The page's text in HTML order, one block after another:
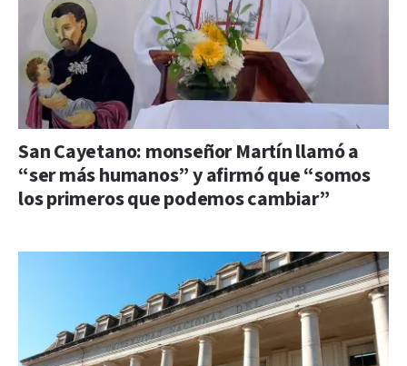
San Cayetano: monseñor Martín llamó a
“ser más humanos” y afirmó que “somos
los primeros que podemos cambiar”